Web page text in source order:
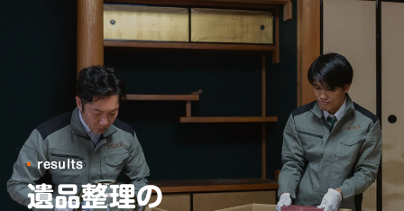
遺品整理の
results